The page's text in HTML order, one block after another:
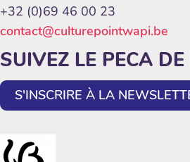
+32 (0)69 46 00 23
contact@culturepointwapi.be
SUIVEZ LE PECA
S'INSCRIRE À LA